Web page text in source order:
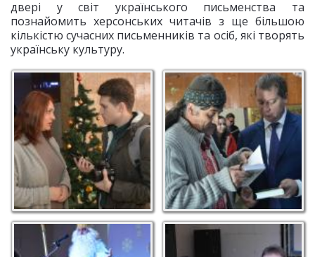
двері у світ українського письменства та
познайомить херсонських читачів з ще більшою
кількістю сучасних письменників та осіб, які творять
українську культуру.
Організатор
фестивалю –
Думинська С. В.
Андрій Гордєєв та
письменник Остап
Осмир
Книжковий Миколай
В. Михайлов та Ю.